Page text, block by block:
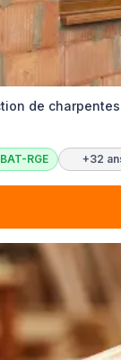
de
RGE +32